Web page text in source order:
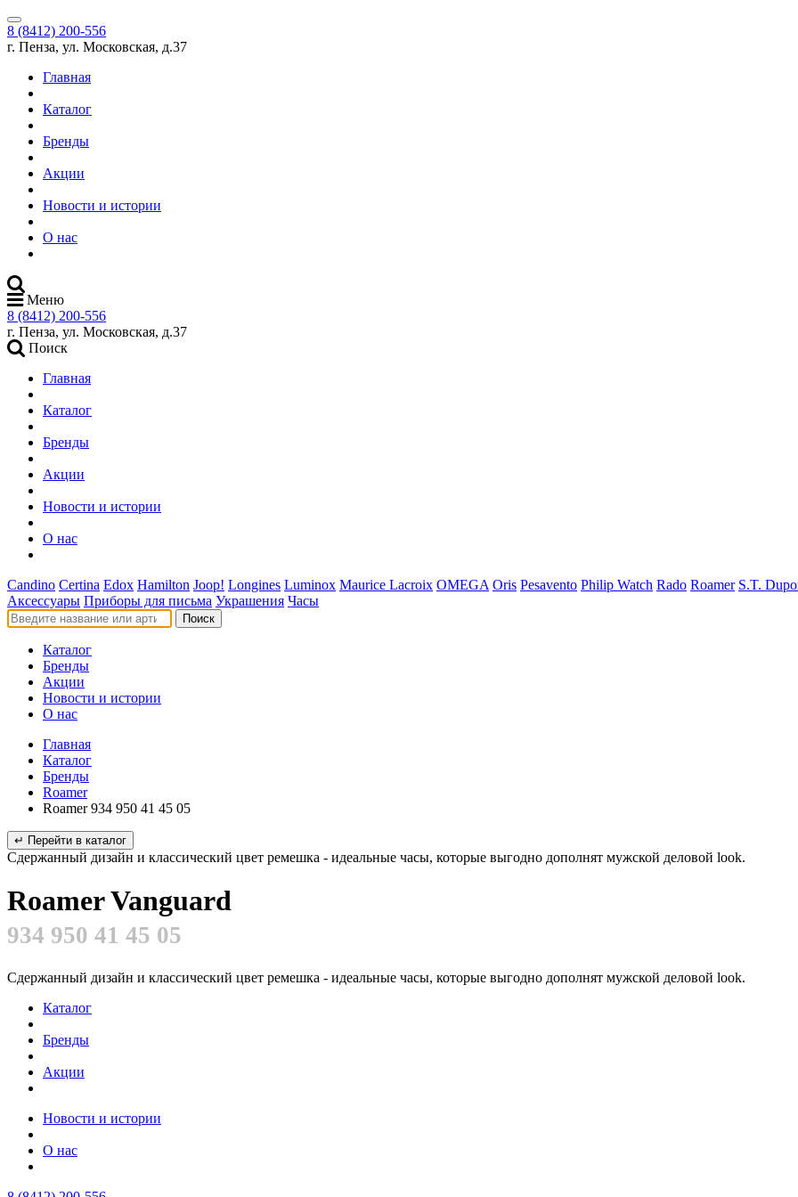
8 (8412) 200-556
г. Пенза, ул. Московская, д.37
Главная
Каталог
Бренды
Акции
Новости и истории
О нас
Меню
8 (8412) 200-556
г. Пенза, ул. Московская, д.37
Поиск
Главная
Каталог
Бренды
Акции
Новости и истории
О нас
Candino Certina Edox Hamilton Joop! Longines Luminox Maurice Lacroix OMEGA Oris Pesavento Philip Watch Rado Roamer S.T.
Аксессуары Приборы для письма Украшения Часы
Поиск
Каталог
Бренды
Акции
Новости и истории
О нас
Главная
Каталог
Бренды
Roamer
Roamer 934 950 41 45 05
↵ Перейти в каталог
Сдержанный дизайн и классический цвет ремешка - идеальные часы, которые выгодно дополнят мужской деловой look.
Roamer Vanguard
934 950 41 45 05
Сдержанный дизайн и классический цвет ремешка - идеальные часы, которые выгодно дополнят мужской деловой look.
Каталог
Бренды
Акции
Новости и истории
О нас